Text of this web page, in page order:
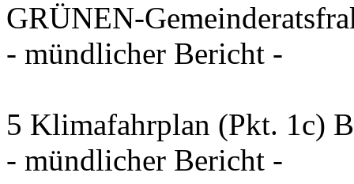
GRÜNEN-
- mündlicher Bericht -
5 Klimafahrplan (Pkt. 1c)
- mündlicher Bericht -